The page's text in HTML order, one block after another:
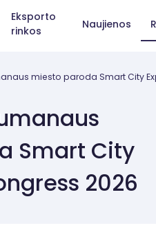
Eksporto
rinkos
Naujienos
miesto paroda Smart City
Smart City
2026